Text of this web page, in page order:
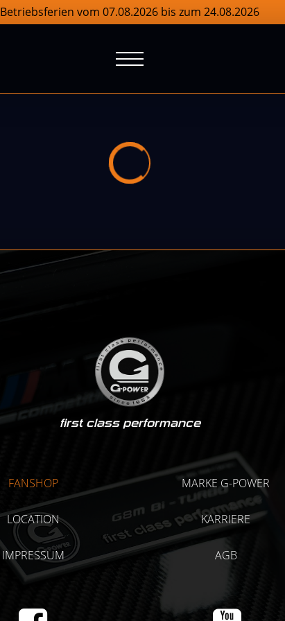
Betriebsferien vom 07.08.2026 bis zum 24.08.2026
first class performance
FANSHOP MARKE G-POWER
LOCATION KARRIERE
IMPRESSUM AGB